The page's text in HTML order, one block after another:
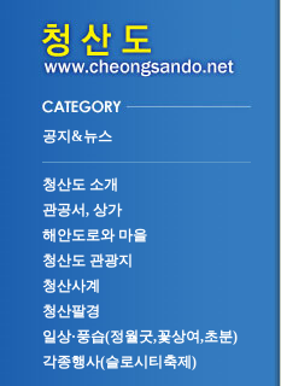
공지&뉴스
청산도 소개
관공서, 상가
해안도로와 마을
청산도 관광지
청산사계
청산팔경
일상·풍습(정월굿,꽃상여,초분)
각종행사(슬로시티축제)